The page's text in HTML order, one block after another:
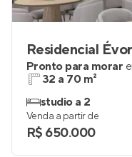
Residencial
Pronto para morar
32 a 70 m²
studio a 2
Venda a partir de
R$ 650.000